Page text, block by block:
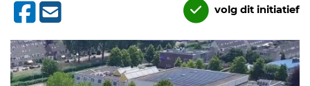
volg dit initiatief